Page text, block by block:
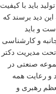
باید با کیفیت
دید برسند که
و باید
و کارشناسی
مدیریت دکتر
صنعتی در
و رعایت همه
رهبری و